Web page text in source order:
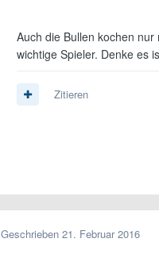
Auch die Bullen kochen
wichtige Spieler. Denke es
Zitieren
Geschrieben 21. Februar 2016